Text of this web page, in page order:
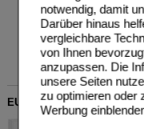
notwendig, damit
Darüber hinaus
vergleichbare
von Ihnen
anzupassen. Die
unsere Seiten
zu optimieren oder
Werbung
EUPHRASIA
WALA Heilmittel